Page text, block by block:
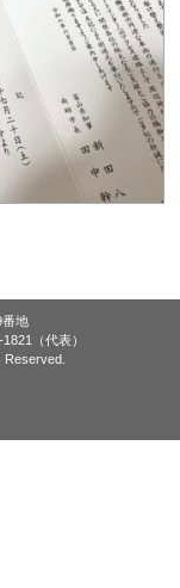
地
（代表）
Reserved.